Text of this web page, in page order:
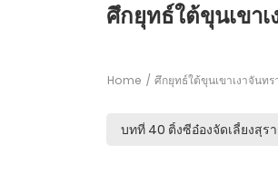
ศึกยุทธ์ใต้ขุนเขาเ
Home ศึกยุทธ์ใต้ขุนเขาเงาจันทร